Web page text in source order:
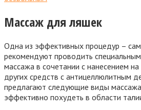
Массаж для ляшек
Одна из эффективных процедур –
рекомендуют проводить
массажа в сочетании с нанесением
других средств с антицеллюлитным
предлагают следующие виды
эффективно похудеть в области